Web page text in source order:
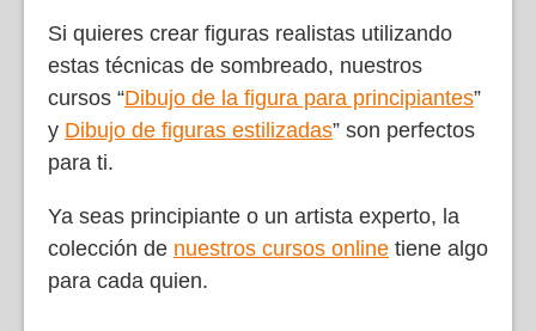
Si quieres crear figuras realistas utilizando
estas técnicas de sombreado, nuestros
cursos “Dibujo de la figura para principiantes”
y Dibujo de figuras estilizadas” son perfectos
para ti.
Ya seas principiante o un artista experto, la
colección de nuestros cursos online tiene algo
para cada quien.